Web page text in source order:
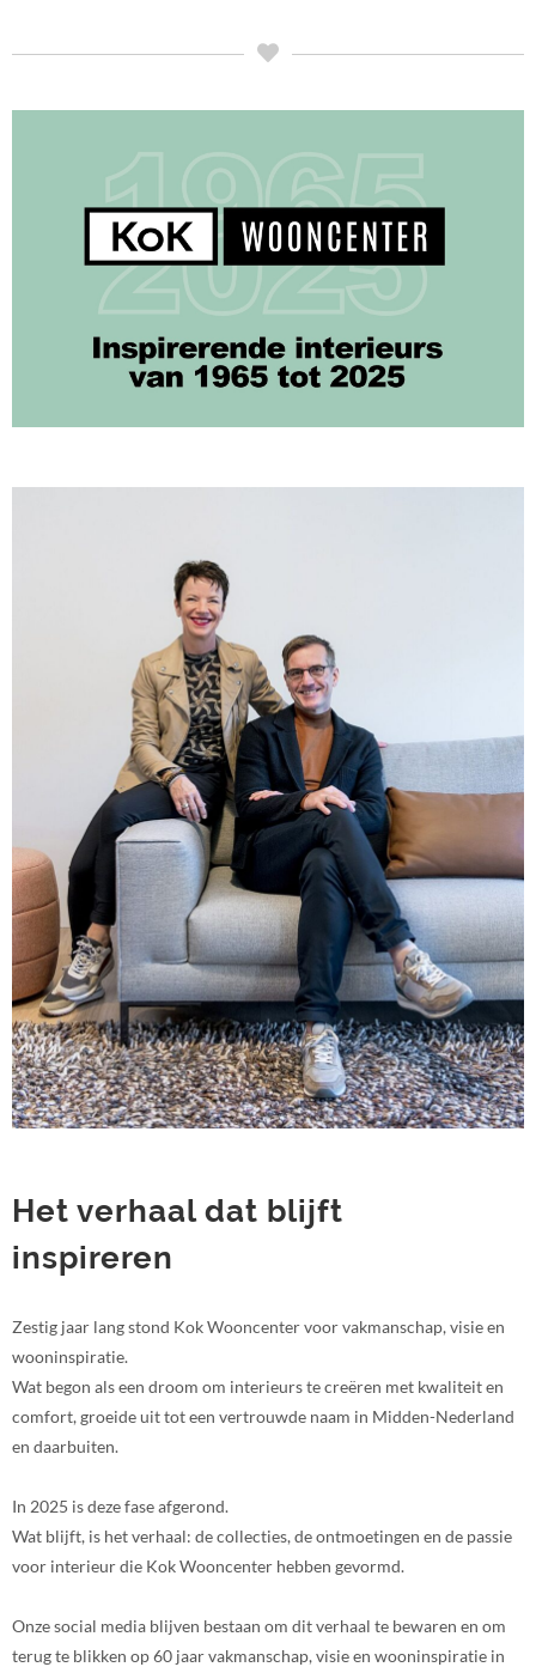
Het verhaal dat blijft
inspireren
Zestig jaar lang stond Kok Wooncenter voor vakmanschap, visie en
wooninspiratie.
Wat begon als een droom om interieurs te creëren met kwaliteit en
comfort, groeide uit tot een vertrouwde naam in Midden-Nederland
en daarbuiten.
In 2025 is deze fase afgerond.
Wat blijft, is het verhaal: de collecties, de ontmoetingen en de passie
voor interieur die Kok Wooncenter hebben gevormd.
Onze social media blijven bestaan om dit verhaal te bewaren en om
terug te blikken op 60 jaar vakmanschap, visie en wooninspiratie in